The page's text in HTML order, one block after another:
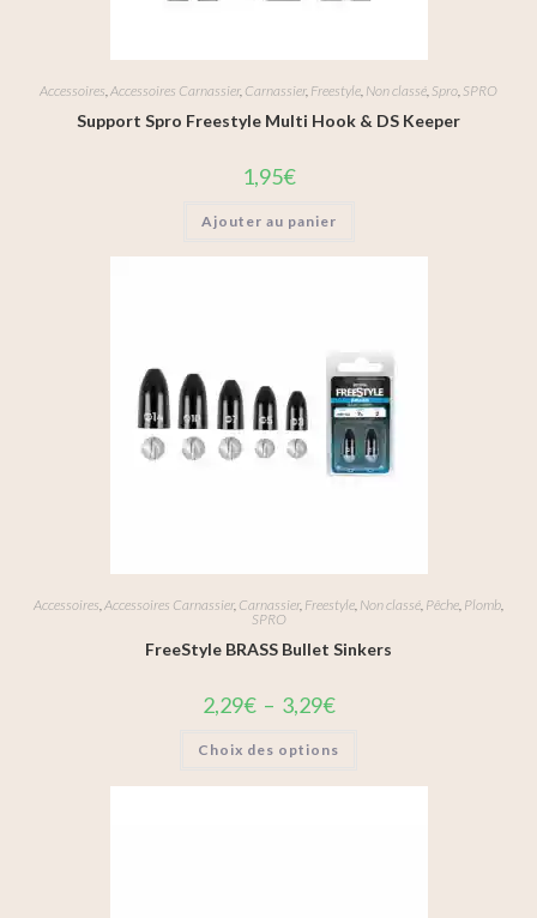
Accessoires Accessoires Carnassier, Carnassier, Freestyle Non classé Spro SPRO
Support Spro Freestyle Multi Hook & DS Keeper
1,95€
Ajouter au panier
Accessoires,Accessoires Carnassier, Carnassier, Freestyle, Non classé, Pêche, Plomb,
SPRO
FreeStyle BRASS Bullet Sinkers
2,29€ – 3,29€
Choix des options